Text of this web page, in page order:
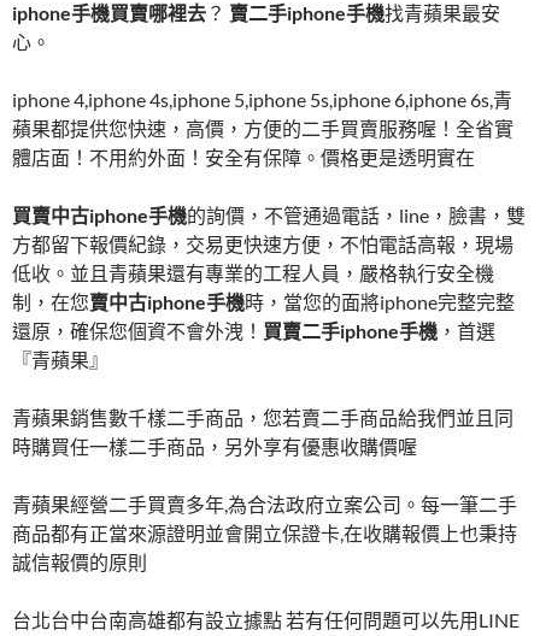
iphone手機買賣哪裡去 ？ 賣二手iphone手機找青蘋果最安
心。
iphone 4,iphone 4s,iphone 5,iphone 5s,iphone 6,iphone 6s,青
蘋果都提供您快速，高價，方便的二手買賣服務喔！全省實
體店面！不用約外面！安全有保障。價格更是透明實在
買賣中古iphone手機的詢價，不管通過電話，line，臉書，雙
方都留下報價紀錄，交易更快速方便，不怕電話高報，現場
低收。並且青蘋果還有專業的工程人員，嚴格執行安全機
制，在您賣中古iphone手機時，當您的面將iphone完整完整
還原，確保您個資不會外洩！ 買賣二手iphone手機 ，首選
『青蘋果』
青蘋果銷售數千樣二手商品，您若賣二手商品給我們並且同
時購買任一樣二手商品，另外享有優惠收購價喔
青蘋果經營二手買賣多年,為合法政府立案公司。每一筆二手
商品都有正當來源證明並會開立保證卡,在收購報價上也秉持
誠信報價的原則
台北台中台南高雄都有設立據點 若有任何問題可以先用LINE